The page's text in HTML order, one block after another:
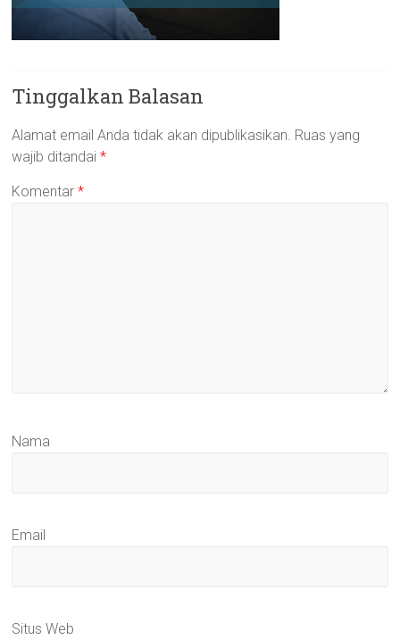
Tinggalkan Balasan
Alamat email Anda tidak akan dipublikasikan. Ruas yang
wajib ditandai*
Komentar*
Nama
Email
Situs Web